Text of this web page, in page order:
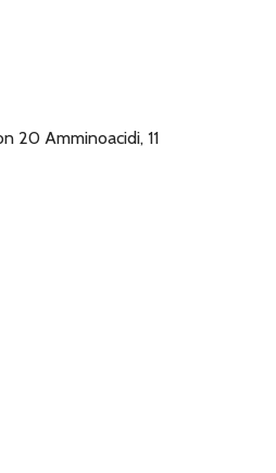
20 Amminoacidi, 11